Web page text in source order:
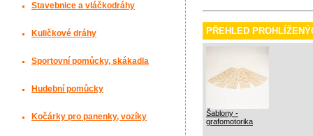
PŘEHLED
Šablony -
grafomotorika
Stavebnice a vláčkodráhy
Kuličkové dráhy
Sportovní pomůcky, skákadla
Hudební pomůcky
Kočárky pro panenky, vozíky